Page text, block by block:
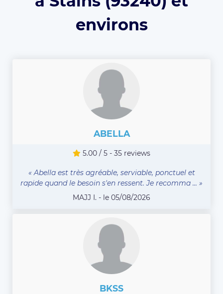
environs
ABELLA
5.00 / 5 - 35 reviews
« Abella est très agréable, serviable, ponctuel et
rapide quand le besoin s'en ressent. Je recomma ... »
MAJJ I. - le 05/08/2026
BKSS